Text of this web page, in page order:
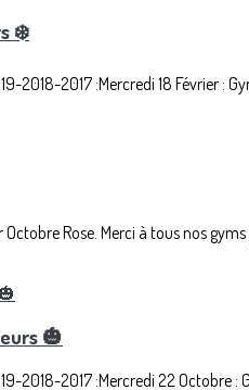
❄️
2018-2017 :Mercredi 18 Février :
Rose. Merci à tous nos
🎃
2018-2017 :Mercredi 22 Octobre :